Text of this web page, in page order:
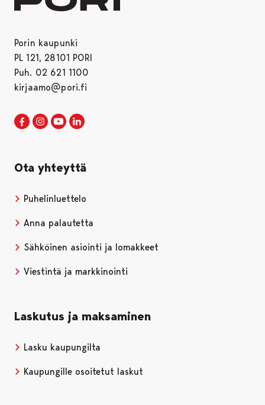
Porin kaupunki
PL 121, 28101 PORI
Puh. 02 621 1100
kirjaamo@pori.fi
Porin kaupunki Facebookissa
Avautuu uudessa välilehdessä
Porin kaupunki Instagramissa
Avautuu uudessa välilehdessä
Porin kaupunki Youtubessa
Avautuu uudessa välilehdessä
Ota yhteyttä
Puhelinluettelo
Anna palautetta
Sähköinen asiointi ja lomakkeet
Viestintä ja markkinointi
Laskutus ja maksaminen
Lasku kaupungilta
Kaupungille osoitetut laskut